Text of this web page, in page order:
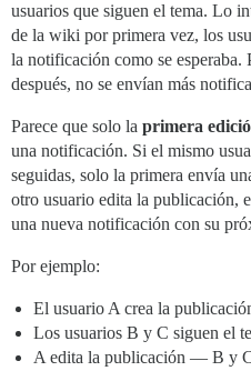
usuarios que siguen el tema. Lo
de la wiki por primera vez, los
la notificación como se esperaba.
después, no se envían más
Parece que solo la primera
una notificación. Si el mismo
seguidas, solo la primera envía
otro usuario edita la publicación,
una nueva notificación con su
Por ejemplo:
El usuario A crea la
Los usuarios B y C siguen el
A edita la publicación — B y